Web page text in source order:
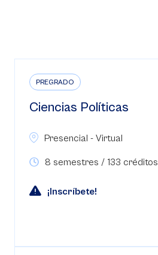
PREGRADO
Ciencias Políticas
Presencial - Virtual
8 semestres / 133 créditos
¡Inscríbete!